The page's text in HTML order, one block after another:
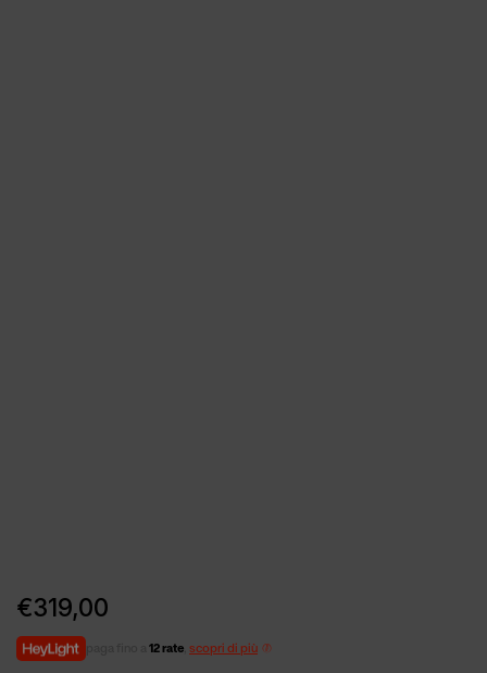
€319,00
12 rate scopri di più